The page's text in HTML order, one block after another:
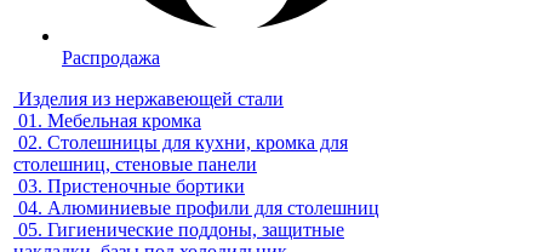
Распродажа
Изделия из нержавеющей стали
01. Мебельная кромка
02. Столешницы для кухни, кромка для
столешниц, стеновые панели
03. Пристеночные бортики
04. Алюминиевые профили для столешниц
05. Гигиенические поддоны, защитные